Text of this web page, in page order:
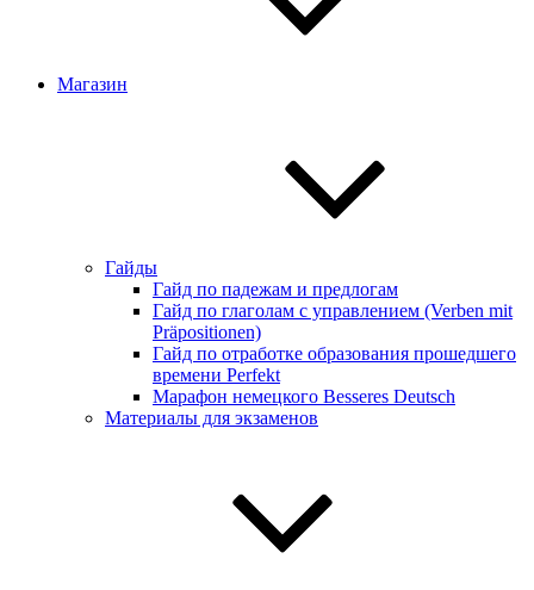
Магазин
Гайды
Гайд по падежам и предлогам
Гайд по глаголам с управлением (Verben mit
Präpositionen)
Гайд по отработке образования прошедшего
времени Perfekt
Марафон немецкого Besseres Deutsch
Материалы для экзаменов